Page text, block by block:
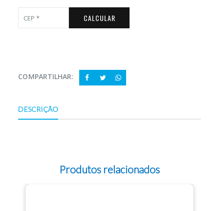
CALCULAR
COMPARTILHAR:
DESCRIÇÃO
Produtos relacionados